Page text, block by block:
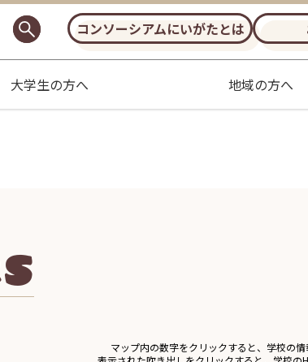
コンソーシアムにいがたとは
大学生の方へ 地域の方へ
マップ内の数字をクリックする と、学校の情